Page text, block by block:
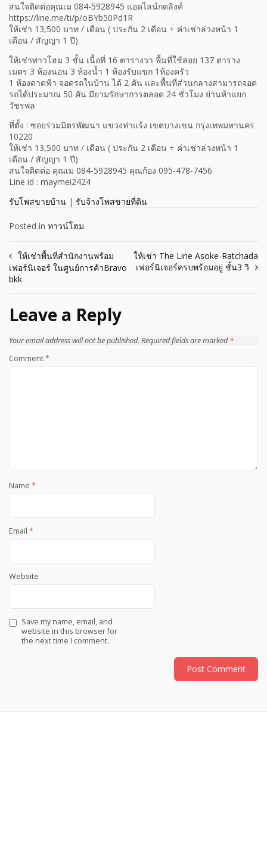
สนใจติดต่อคุณเม 084-5928945 แอดไลน์กดลิงค์
https://line.me/ti/p/oBYb50Pd1R
ให้เช่า 13,500 บาท / เดือน ( ประกัน 2 เดือน + ค่าเช่าล่วงหน้า 1
เดือน / สัญญา 1 ปี)
ให้เช่าทาวโฮม 3 ชั้น เนื้อที่ 16 ตารางวา พื้นที่ใช้สอย 137 ตาราง
เมตร 3 ห้องนอน 3 ห้องน้ำ 1 ห้องรับแขก 1ห้องครัว
1 ห้องดาดฟ้า จอดรถในบ้าน ได้ 2 คัน และพื้นที่ส่วนกลางสามารถจอด
รถได้ประมาณ 50 คัน มียามรักษาการตลอด 24 ชั่วโมง ย่านห้าแยก
วัชรพล
ที่ตั้ง : ซอยร่วมมิตรพัฒนา แขวงท่าแร้ง เขตบางเขน กรุงเทพมหานคร
10220
ให้เช่า 13,500 บาท / เดือน ( ประกัน 2 เดือน + ค่าเช่าล่วงหน้า 1
เดือน / สัญญา 1 ปี)
สนใจติดต่อ คุณเม 084-5928945 คุณก้อง 095-478-7456
Line id : maymei2424
รับโพสขายบ้าน | รับจ้างโพสขายที่ดิน
Posted in ทาวน์โฮม
Post
navigation
ให้เช่าพื้นที่สำนักงานพร้อม
เฟอร์นิเจอร์ ในศูนย์การค้าBravo
bkk
ให้เช่า The Line Asoke-Ratchada
เฟอร์นิเจอร์ครบพร้อมอยู่ ชั้น3 วิ
Leave a Reply
Your email address will not be published. Required fields are marked*
Comment*
Name *
Email *
Website
Save my name, email, and
website in this browser for
the next time I comment.